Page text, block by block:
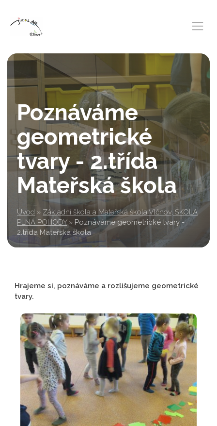
Poznáváme
geometrické
tvary - 2.třída
Mateřská škola
Úvod » Základní škola a Mateřská škola Vlčnov, ŠKOLA
PLNÁ POHODY » Poznáváme geometrické tvary -
2.třída Mateřská škola
Hrajeme si, poznáváme a rozlišujeme geometrické
tvary.